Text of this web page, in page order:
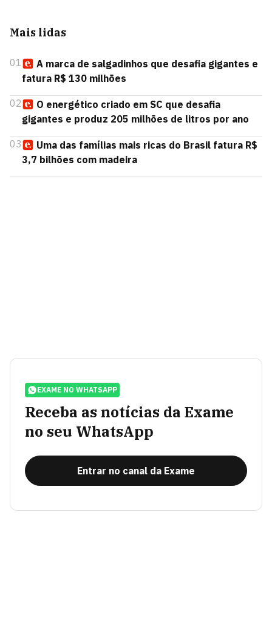
Mais lidas
01
A marca de salgadinhos que desafia gigantes e
fatura R$ 130 milhões
02
O energético criado em SC que desafia
gigantes e produz 205 milhões de litros por ano
03
Uma das famílias mais ricas do Brasil fatura R$
3,7 bilhões com madeira
EXAME NO WHATSAPP
Receba as notícias da Exame
no seu WhatsApp
Entrar no canal da Exame